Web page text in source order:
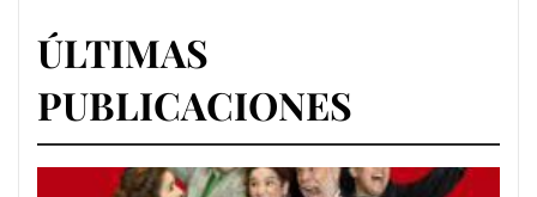
ÚLTIMAS
PUBLICACIONES